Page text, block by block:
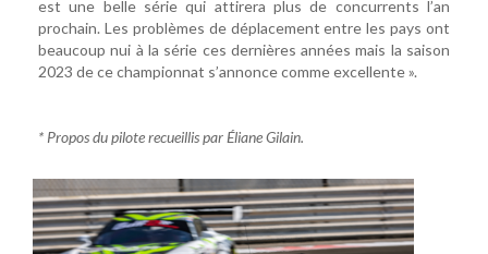
est une belle série qui attirera plus de concurrents l’an
prochain. Les problèmes de déplacement entre les pays ont
beaucoup nui à la série ces dernières années mais la saison
2023 de ce championnat s’annonce comme excellente ».
* Propos du pilote recueillis par Éliane Gilain.